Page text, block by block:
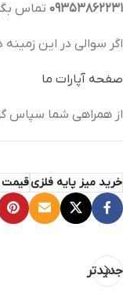
09353862231 تماس
اگر سوالی در این
صفحه آپارات ما
از همراهی شما سپاس
خرید میز پایه فلزیقیمت
جدیدتر